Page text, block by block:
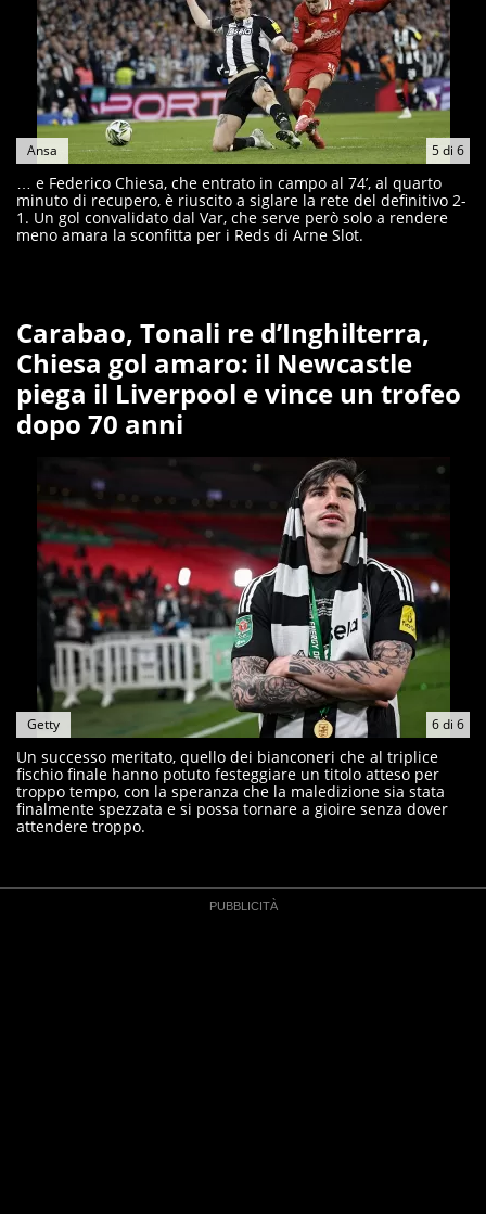
5di 6
Ansa
… e Federico Chiesa, che entrato in campo al 74’, al quarto
minuto di recupero, è riuscito a siglare la rete del definitivo 2-
1. Un gol convalidato dal Var, che serve però solo a rendere
meno amara la sconfitta per i Reds di Arne Slot.
Carabao, Tonali re d’Inghilterra,
Chiesa gol amaro: il Newcastle
piega il Liverpool e vince un trofeo
dopo 70 anni
6di 6
Getty
Un successo meritato, quello dei bianconeri che al triplice
fischio finale hanno potuto festeggiare un titolo atteso per
troppo tempo, con la speranza che la maledizione sia stata
finalmente spezzata e si possa tornare a gioire senza dover
attendere troppo.